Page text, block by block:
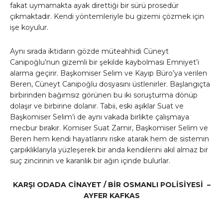
fakat uymamakta ayak direttiği bir sürü prosedür
çıkmaktadır. Kendi yöntemleriyle bu gizemi çözmek için
işe koyulur.
Aynı sırada iktidarın gözde müteahhidi Cüneyt
Canipoğlu’nun gizemli bir şekilde kaybolması Emniyet’i
alarma geçirir. Başkomiser Selim ve Kayıp Büro’ya verilen
Beren, Cüneyt Canipoğlu dosyasını üstlenirler. Başlangıçta
birbirinden bağımsız görünen bu iki soruşturma dönüp
dolaşır ve birbirine dolanır. Tabii, eski aşıklar Suat ve
Başkomiser Selim’i de aynı vakada birlikte çalışmaya
mecbur bırakır. Komiser Suat Zamir, Başkomiser Selim ve
Beren hem kendi hayatlarını riske atarak hem de sistemin
çarpıklıklarıyla yüzleşerek bir anda kendilerini akıl almaz bir
suç zincirinin ve karanlık bir ağın içinde bulurlar.
KARŞI ODADA CİNAYET / BİR OSMANLI POLİSİYESİ –
AYFER KAFKAS